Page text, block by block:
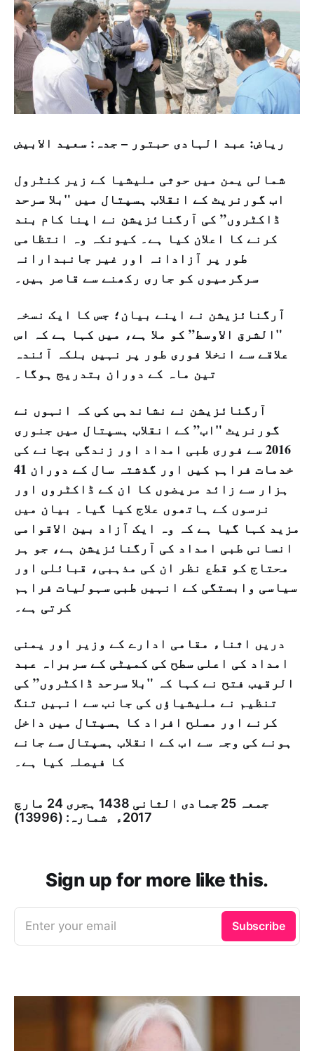
رياض: عبد الہادی حبتور – جدہ: سعيد الابيض
شمالی یمن میں حوثی ملیشیا کے زیر کنٹرول
اب گورنریٹ کے انقلاب ہسپتال میں "بلا سرحد
ڈاکٹروں” کی آرگنائزیشن نے اپنا کام بند
کرنے کا اعلان کیا ہے۔ کیونکہ وہ انتظامی
طور پر آزادانہ اور غیر جانبدارانہ
سرگرمیوں کو جاری رکھنے سے قاصر ہیں۔
آرگنائزیشن نے اپنے بیان؛ جس کا ایک نسخہ
"الشرق الاوسط” کو ملا ہے، میں کہا ہے کہ اس
علاقے سے انخلا فوری طور پر نہیں بلکہ آئندہ
تین ماہ کے دوران بتدریج ہوگا۔
آرگنائزیشن نے نشاندہی کی کہ انہوں نے
گورنریٹ "اب” کے انقلاب ہسپتال میں جنوری
2016 سے فوری طبی امداد اور زندگی بچانے کی
خدمات فراہم کیں اور گذشتہ سال کے دوران 41
ہزار سے زائد مریضوں کا ان کے ڈاکٹروں اور
نرسوں کے ہاتھوں علاج کیا گیا۔ بیان میں
مزید کہا گیا ہے کہ وہ ایک آزاد بین الاقوامی
انسانی طبی امداد کی آرگنائزیشن ہے، جو ہر
محتاج کو قطع نظر ان کی مذہبی، قبائلی اور
سیاسی وابستگی کے انہیں طبی سہولیات فراہم
کرتی ہے۔
دریں اثناء مقامی ادارے کے وزیر اور یمنی
امداد کی اعلی سطح کی کمیٹی کے سربراہ عبد
الرقیب فتح نے کہا کہ "بلا سرحد ڈاکٹروں” کی
تنظیم نے ملیشیاؤں کی جانب سے انہیں تنگ
کرنے اور مسلح افراد کا ہسپتال میں داخل
ہونے کی وجہ سے اب کے انقلاب ہسپتال سے جانے
کا فیصلہ کیا ہے۔
جمعہ 25 جمادى الثانی 1438 ہجری­ 24 مارچ
2017ء شمارہ: (13996)
Sign up for more like this.
Enter your email Subscribe